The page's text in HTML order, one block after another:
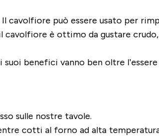
cavolfiore può essere usato per
è ottimo da gustare
benefici vanno ben oltre
sulle nostre tavole.
cotti al forno ad alta